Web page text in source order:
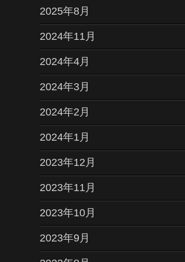
2025年8月
2024年11月
2024年4月
2024年3月
2024年2月
2024年1月
2023年12月
2023年11月
2023年10月
2023年9月